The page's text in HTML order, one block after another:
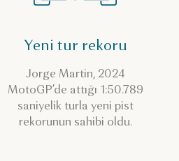
Yeni tur rekoru
Jorge Martin, 2024
MotoGP’de attığı 1:50.789
saniyelik turla yeni pist
rekorunun sahibi oldu.